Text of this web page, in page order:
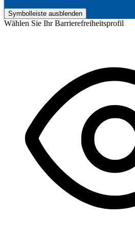
Symbolleiste ausblenden
Wählen Sie Ihr Barrierefreiheitsprofil